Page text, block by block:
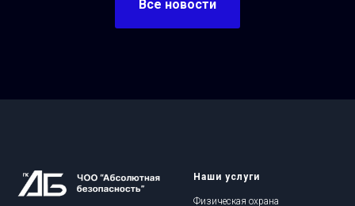
Все новости
Наши услуги
Физическая охрана